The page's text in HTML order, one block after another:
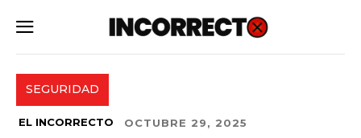
SEGURIDAD
EL INCORRECTO OCTUBRE 29, 2025